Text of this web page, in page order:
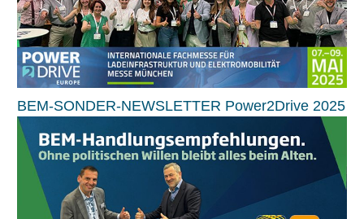
BEM-SONDER-NEWSLETTER Power2Drive 2025